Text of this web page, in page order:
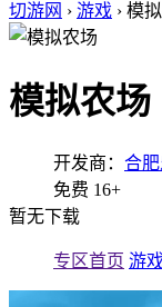
切游网 › 游戏 › 模
模拟农场
开发商： 合
免费 16+
暂无下载
专区首页 游